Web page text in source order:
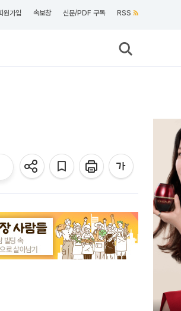
원가입 속보창 신문/PDF 구독 RSS